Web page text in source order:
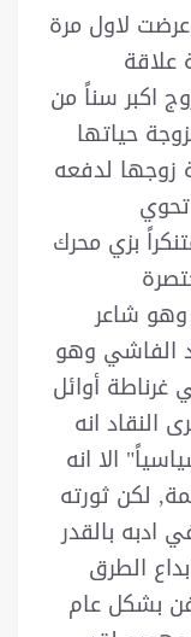
كتبت بين 1926 و 1930 وعرضت لاول مرة
علاقة
اكبر سناً من
حياتها
زوجها لدفعه
بزي محرك
وهو شاعر
الفاشي وهو
غرناطة أوائل
( 1936 - 1939 ), ويرى النقاد انه
الا انه
لكن ثورته
ادبه بالقدر
الطرق
بشكل عام